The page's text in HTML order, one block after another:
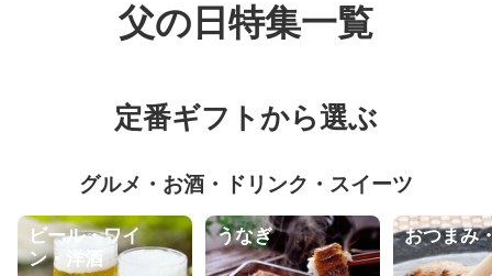
父の日特集一覧
定番ギフトから選ぶ
グルメ・お酒・ドリンク・スイーツ
ビール・ワイ
ン・洋酒
うなぎ おつまみ